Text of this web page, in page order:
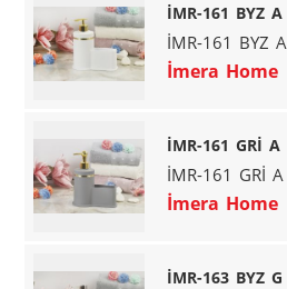
İMR-161 BYZ A
İMR-161 BYZ A
İmera Home
İMR-161 GRİ A
İMR-161 GRİ A
İmera Home
İMR-163 BYZ G